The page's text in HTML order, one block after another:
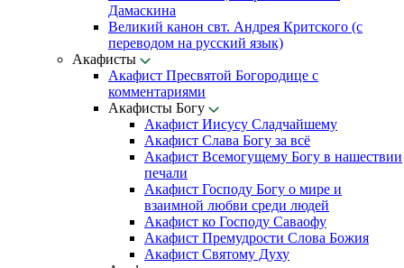
Дамаскина
Великий канон свт. Андрея Критского (с
переводом на русский язык)
Акафисты
Акафист Пресвятой Богородице с
комментариями
Акафисты Богу
Акафист Иисусу Сладчайшему
Акафист Слава Богу за всё
Акафист Всемогущему Богу в нашествии
печали
Акафист Господу Богу о мире и
взаимной любви среди людей
Акафист ко Господу Саваофу
Акафист Премудрости Слова Божия
Акафист Святому Духу